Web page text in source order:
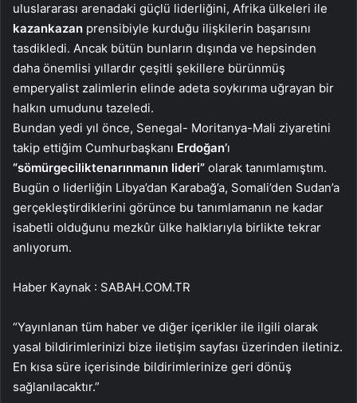
uluslararası arenadaki güçlü liderliğini, Afrika ülkeleri ile
kazankazan prensibiyle kurduğu ilişkilerin başarısını
tasdikledi. Ancak bütün bunların dışında ve hepsinden
daha önemlisi yıllardır çeşitli şekillere bürünmüş
emperyalist zalimlerin elinde adeta soykırıma uğrayan bir
halkın umudunu tazeledi.
Bundan yedi yıl önce, Senegal- Moritanya-Mali ziyaretini
takip ettiğim Cumhurbaşkanı Erdoğan’ı
“sömürgeciliktenarınmanın lideri” olarak tanımlamıştım.
Bugün o liderliğin Libya’dan Karabağ’a, Somali’den Sudan’a
gerçekleştirdiklerini görünce bu tanımlamanın ne kadar
isabetli olduğunu mezkûr ülke halklarıyla birlikte tekrar
anlıyorum.
Haber Kaynak : SABAH.COM.TR
“Yayınlanan tüm haber ve diğer içerikler ile ilgili olarak
yasal bildirimlerinizi bize iletişim sayfası üzerinden iletiniz.
En kısa süre içerisinde bildirimlerinize geri dönüş
sağlanılacaktır.”